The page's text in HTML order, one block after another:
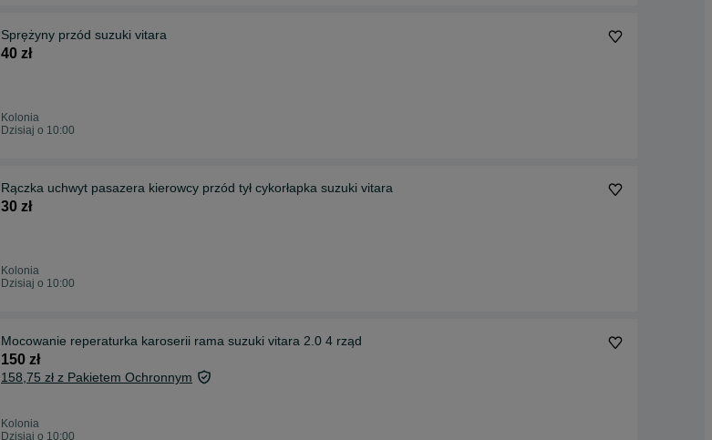
Sprężyny przód suzuki vitara
40 zł
Kolonia
Dzisiaj o 10:00
Rączka uchwyt pasazera kierowcy przód tył cykorłapka suzuki vitara
30 zł
Kolonia
Dzisiaj o 10:00
Mocowanie reperaturka karoserii rama suzuki vitara 2.0 4 rząd
150 zł
158,75 zł z Pakietem Ochronnym
Kolonia
Dzisiaj o 10:00